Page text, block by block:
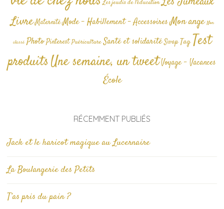
Les jeudis de l'éducation
Livre Maternité Mode - Habillement - AccessoiresMon ange Non
classé Photo Pinterest Puériculture Santé et solidarité Swap TagTest
produitsUne semaine, un tweetVoyage - Vacances
École
RÉCEMMENT PUBLIÉS
Jack et le haricot magique au Lucernaire
La Boulangerie des Petits
T’as pris du pain ?